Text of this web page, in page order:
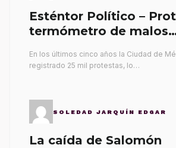
Esténtor Político –
termómetro de malos
En los últimos cinco años la Ciudad de
registrado 25 mil protestas, lo…
SOLEDAD JARQUÍN EDGAR
La caída de Salomón